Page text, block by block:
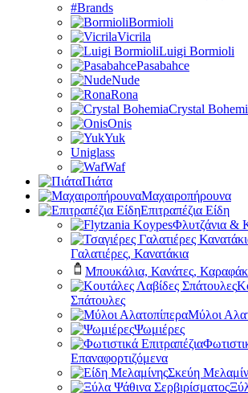
#Brands
Bormioli
Vicrila
Luigi Bormioli
Pasabahce
Nude
Rona
Crystal
Onis
Yuk
Uniglass
Waf
Πιάτα
Μαχαιροπήρουνα
Επιτραπέζια Είδη
Φλυτζάνια &
Γαλατιέρες, Κανατάκια
Μπουκάλια, Κανάτες,
Σπάτουλες
Μύλοι
Ψωμιέρες
Επαναφορτιζόμενα
Σκεύη